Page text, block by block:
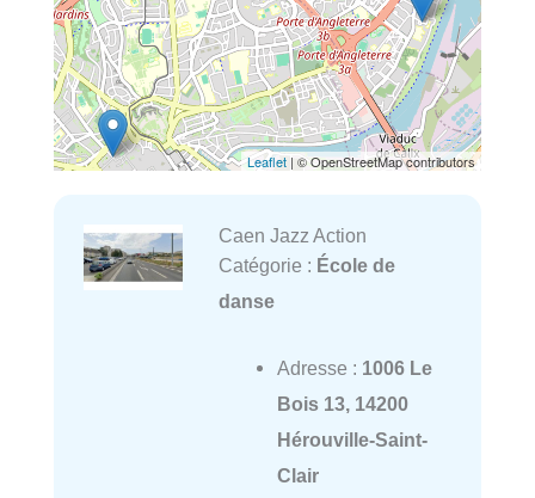
Leaflet | © OpenStreetMap contributors
Caen Jazz Action
Catégorie : École de
danse
Adresse : 1006 Le
Bois 13, 14200
Hérouville-Saint-
Clair